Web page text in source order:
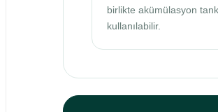
birlikte akümülasyon
kullanılabilir.